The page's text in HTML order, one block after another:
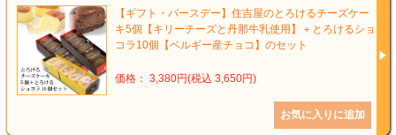
【ギフト・バースデー】住吉屋のとろけるチーズケー
キ5個【キリーチーズと丹那牛乳使用】＋とろけるショ
コラ10個【ベルギー産チョコ】のセット
価格： 3,380円(税込 3,650円)